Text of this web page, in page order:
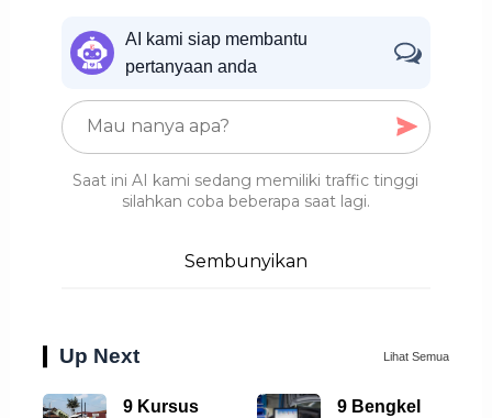
AI kami siap membantu
pertanyaan anda
Saat ini AI kami sedang memiliki traffic tinggi
silahkan coba beberapa saat lagi.
Sembunyikan
Up Next Lihat Semua
9 Kursus
9 Bengkel